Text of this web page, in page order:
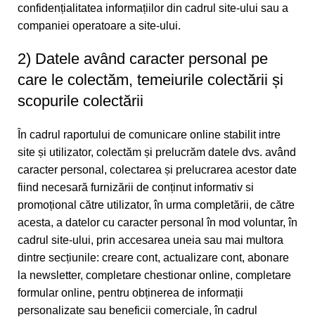
confidențialitatea informațiilor din cadrul site-ului sau a
companiei operatoare a site-ului.
2) Datele având caracter personal pe
care le colectăm, temeiurile colectării și
scopurile colectării
În cadrul raportului de comunicare online stabilit intre
site și utilizator, colectăm și prelucrăm datele dvs. având
caracter personal, colectarea și prelucrarea acestor date
fiind necesară furnizării de conținut informativ si
promoțional către utilizator, în urma completării, de către
acesta, a datelor cu caracter personal în mod voluntar, în
cadrul site-ului, prin accesarea uneia sau mai multora
dintre secțiunile: creare cont, actualizare cont, abonare
la newsletter, completare chestionar online, completare
formular online, pentru obținerea de informații
personalizate sau beneficii comerciale, în cadrul